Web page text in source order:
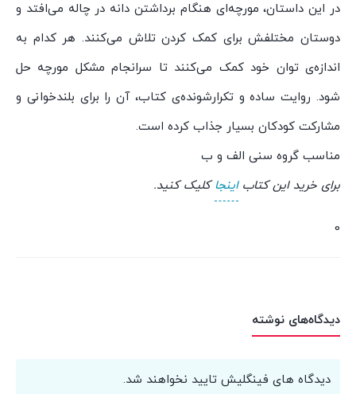
در این داستان، مورچه‌ای هنگام برداشتن دانه در چاله می‌افتد و
دوستان مختلفش برای کمک کردن تلاش می‌کنند. هر کدام به
اندازه‌ی توان خود کمک می‌کنند تا سرانجام مشکل مورچه حل
شود. روایت ساده و تکرارشونده‌ی کتاب، آن را برای بلندخوانی و
مشارکت کودکان بسیار جذاب کرده است.
مناسب گروه سنی الف و ب
برای خرید این کتاباینجاکلیک کنید.
0
دیدگاه‌های نوشته
دیدگاه های فینگلیش تایید نخواهند شد.